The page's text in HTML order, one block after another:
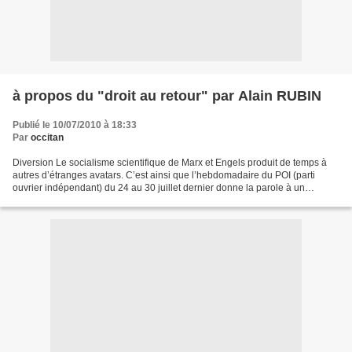
à propos du "droit au retour" par Alain RUBIN
Publié le 10/07/2010 à 18:33
Par occitan
Diversion Le socialisme scientifique de Marx et Engels produit de temps à
autres d’étranges avatars. C’est ainsi que l’hebdomadaire du POI (parti
ouvrier indépendant) du 24 au 30 juillet dernier donne la parole à un